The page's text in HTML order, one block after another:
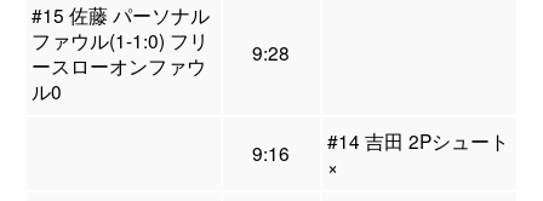
#15 佐藤 パーソナル
ファウル(1-1:0) フリ
ースローオンファウ
ル0
9:28
9:16
#14 吉田 2Pシュート
×